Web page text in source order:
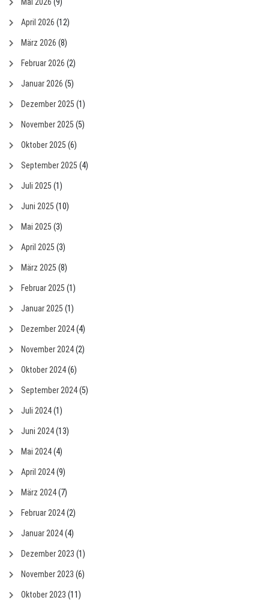
April 2026 (12)
März 2026 (8)
Februar 2026 (2)
Januar 2026 (5)
Dezember 2025 (1)
November 2025 (5)
Oktober 2025 (6)
September 2025 (4)
Juli 2025 (1)
Juni 2025 (10)
Mai 2025 (3)
April 2025 (3)
März 2025 (8)
Februar 2025 (1)
Januar 2025 (1)
Dezember 2024(4)
November 2024(2)
Oktober 2024(6)
September 2024(5)
Juli 2024(1)
Juni 2024(13)
Mai 2024(4)
April 2024(9)
März 2024(7)
Februar 2024(2)
Januar 2024(4)
Dezember 2023 (1)
November 2023 (6)
Oktober 2023 (11)